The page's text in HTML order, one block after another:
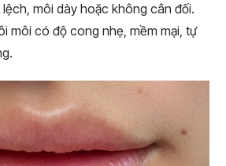
môi dày hoặc không cân đối.
môi có độ cong nhẹ, mềm mại, tự